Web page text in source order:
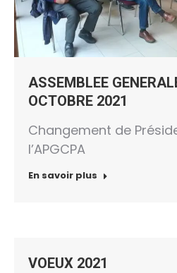
ASSEMBLEE
OCTOBRE 2021
Changement de
l’APGCPA
En savoir plus
VOEUX 2021